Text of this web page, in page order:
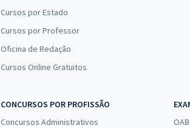
Cursos por Estado
Cursos por Professor
Oficina de Redação
Cursos Online Gratuitos
CONCURSOS POR PROFISSÃO
Concursos Administrativos
OAB